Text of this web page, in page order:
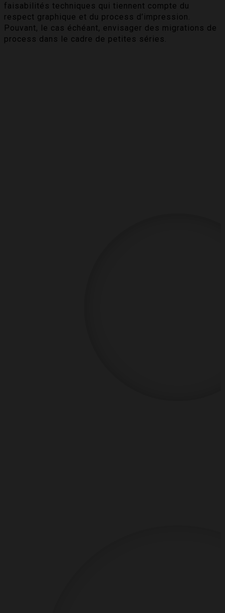
faisabilités techniques qui tiennent compte du
respect graphique et du process d’impression.
Pouvant, le cas échéant, envisager des migrations de
process dans le cadre de petites séries.